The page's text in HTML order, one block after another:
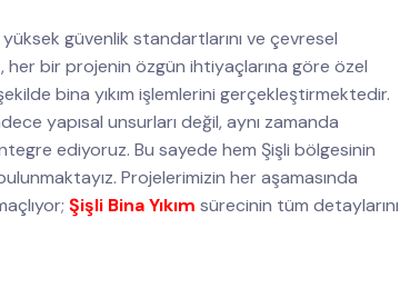
güvenlik standartlarını ve çevresel
her bir projenin özgün ihtiyaçlarına göre özel
bina yıkım işlemlerini gerçekleştirmektedir.
yapısal unsurları değil, aynı zamanda
ediyoruz. Bu sayede hem Şişli bölgesinin
Projelerimizin her aşamasında
Şişli Bina Yıkım sürecinin tüm detaylarını